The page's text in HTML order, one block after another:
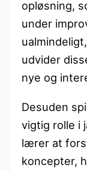
opløsning,
under
udvider
nye og
Desuden
vigtig rolle i
lærer at
koncepter,